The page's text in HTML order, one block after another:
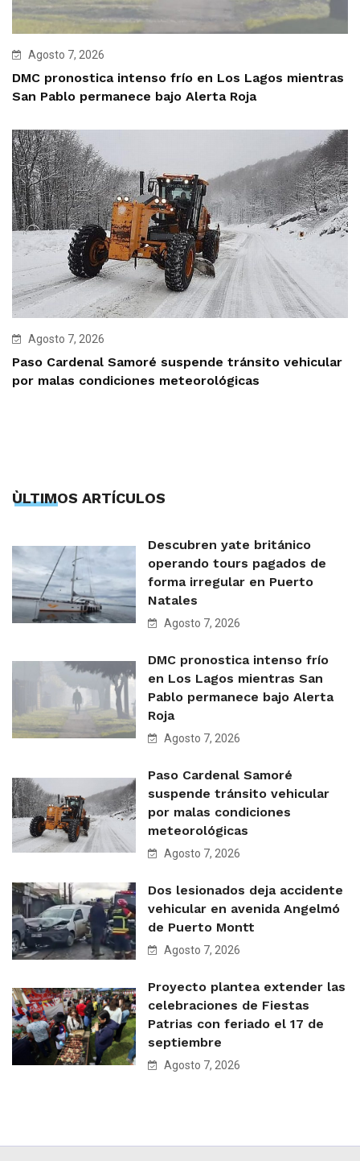
Agosto 7, 2026
DMC pronostica intenso frío en Los Lagos mientras
San Pablo permanece bajo Alerta Roja
Agosto 7, 2026
Paso Cardenal Samoré suspende tránsito vehicular
por malas condiciones meteorológicas
ÙLTIMOS ARTÍCULOS
Descubren yate británico
operando tours pagados de
forma irregular en Puerto
Natales
Agosto 7, 2026
DMC pronostica intenso frío
en Los Lagos mientras San
Pablo permanece bajo Alerta
Roja
Agosto 7, 2026
Paso Cardenal Samoré
suspende tránsito vehicular
por malas condiciones
meteorológicas
Agosto 7, 2026
Dos lesionados deja accidente
vehicular en avenida Angelmó
de Puerto Montt
Agosto 7, 2026
Proyecto plantea extender las
celebraciones de Fiestas
Patrias con feriado el 17 de
septiembre
Agosto 7, 2026